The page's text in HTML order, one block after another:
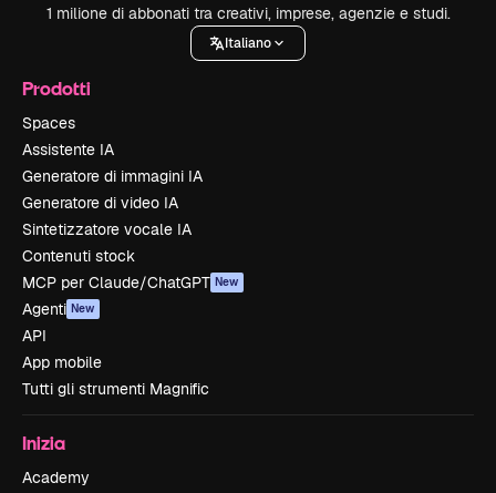
1 milione di abbonati tra creativi, imprese, agenzie e studi.
Italiano
Prodotti
Spaces
Assistente IA
Generatore di immagini IA
Generatore di video IA
Sintetizzatore vocale IA
Contenuti stock
MCP per Claude/ChatGPT New
Agenti New
API
App mobile
Tutti gli strumenti Magnific
Inizia
Academy